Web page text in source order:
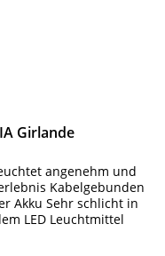
Girlande
angenehm und
Kabelgebunden
Akku Sehr schlicht in
LED Leuchtmittel